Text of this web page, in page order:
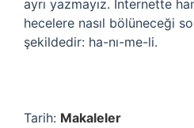
ayrı yazmayız. İnternette
hecelere nasıl bölüneceği
şekildedir: ha-nı-me-li.
Tarih: Makaleler